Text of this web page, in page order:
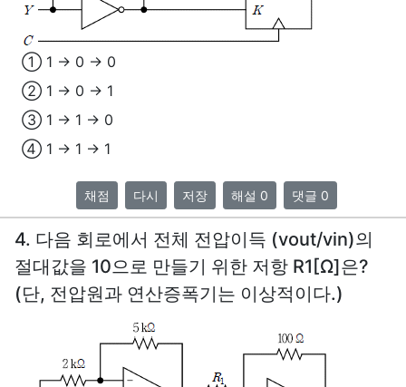
① 1 → 0 → 0
② 1 → 0 → 1
③ 1 → 1 → 0
④ 1 → 1 → 1
채점 다시 저장 해설 0 댓글 0
4. 다음 회로에서 전체 전압이득 (vout/vin)의
절대값을 10으로 만들기 위한 저항 R1[Ω]은?
(단, 전압원과 연산증폭기는 이상적이다.)